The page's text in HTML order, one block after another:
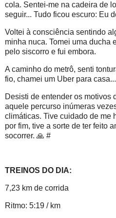
cola. Sentei-me na cadeira de
seguir... Tudo ficou escuro: Eu
Voltei à consciência sentindo
minha nuca. Tomei uma ducha
pelo siscorro e fui embora.
A caminho do metrô, senti
fio, chamei um Uber para
Desisti de entender os motivos
aquele percurso inúmeras
climáticas. Tive cuidado de me
por fim, tive a sorte de ter feito
socorrer. 🙏 #
TREINOS DO DIA:
7,23 km de corrida
Ritmo: 5:19 / km